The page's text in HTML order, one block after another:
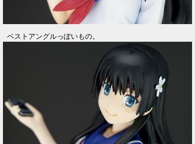
ベストアングルっぽいもの。